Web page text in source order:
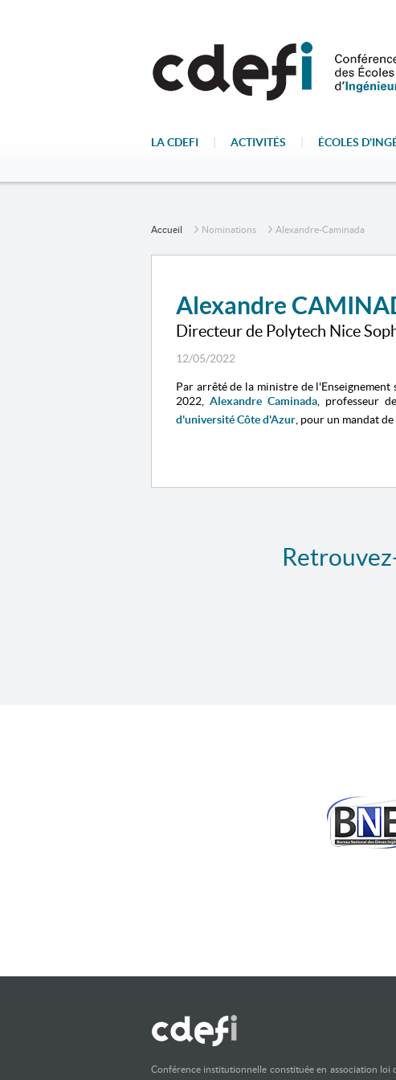
LA CDEFI ACTIVITÉS ÉCOLES
Accueil Nominations Alexandre-Caminada
Alexandre
Directeur de Polytech Nice
12/05/2022
Par arrêté de la ministre de
2022, Alexandre Caminada, professeur
d'université Côte d'Azur , pour un mandat
Conférence institutionnelle constituée en association loi